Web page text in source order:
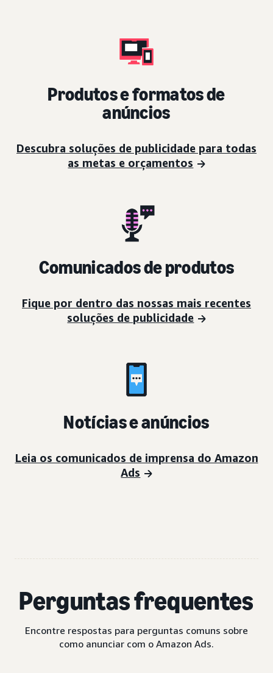
Produtos e formatos de
anúncios
Descubra soluções de publicidade para todas
as metas e orçamentos
Comunicados de produtos
Fique por dentro das nossas mais recentes
soluções de publicidade
Notícias e anúncios
Leia os comunicados de imprensa do Amazon
Ads
Perguntas frequentes
Encontre respostas para perguntas comuns sobre
como anunciar com o Amazon Ads.